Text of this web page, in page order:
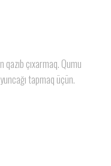
qazıb çıxarmaq. Qumu
tapmaq üçün.